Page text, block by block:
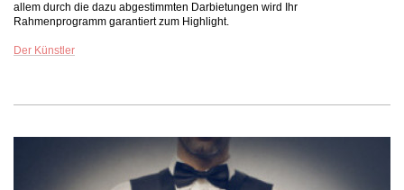
allem durch die dazu abgestimmten Darbietungen wird Ihr
Rahmenprogramm garantiert zum Highlight.
Der Künstler